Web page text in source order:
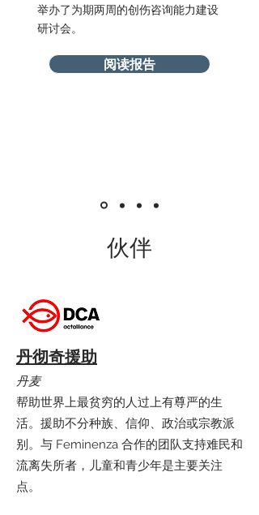
举办了为期两周的创伤咨询能力建设
研讨会。
阅读报告
伙伴
丹彻奇援助
丹麦
帮助世界上最贫穷的人过上有尊严的生
活。援助不分种族、信仰、政治或宗教派
别。与 Feminenza 合作的团队支持难民和
流离失所者，儿童和青少年是主要关注
点。